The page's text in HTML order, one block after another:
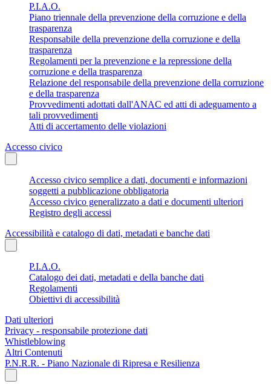
P.I.A.O.
Piano triennale della prevenzione della corruzione e della
trasparenza
Responsabile della prevenzione della corruzione e della
trasparenza
Regolamenti per la prevenzione e la repressione della
corruzione e della trasparenza
Relazione del responsabile della prevenzione della corruzione
e della trasparenza
Provvedimenti adottati dall'ANAC ed atti di adeguamento a
tali provvedimenti
Atti di accertamento delle violazioni
Accesso civico
Accesso civico semplice a dati, documenti e informazioni
soggetti a pubblicazione obbligatoria
Accesso civico generalizzato a dati e documenti ulteriori
Registro degli accessi
Accessibilità e catalogo di dati, metadati e banche dati
P.I.A.O.
Catalogo dei dati, metadati e della banche dati
Regolamenti
Obiettivi di accessibilità
Dati ulteriori
Privacy - responsabile protezione dati
Whistleblowing
Altri Contenuti
P.N.R.R. - Piano Nazionale di Ripresa e Resilienza